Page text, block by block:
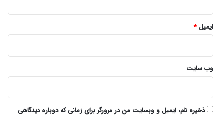
ایمیل*
وب‌ سایت
ذخیره نام، ایمیل و وبسایت من در مرورگر برای زمانی که دوباره دیدگاهی